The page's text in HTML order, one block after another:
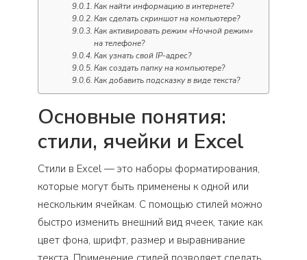
Как найти информацию в интернете?
Как сделать скриншот на компьютере?
Как активировать режим «Ночной режим»
на телефоне?
Как узнать свой IP-адрес?
Как создать папку на компьютере?
Как добавить подсказку в виде текста?
Основные понятия:
стили, ячейки и Excel
Стили в Excel — это наборы форматирования,
которые могут быть применены к одной или
нескольким ячейкам. С помощью стилей можно
быстро изменить внешний вид ячеек, такие как
цвет фона, шрифт, размер и выравнивание